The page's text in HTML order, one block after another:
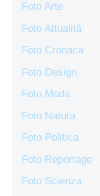
Foto Arte
Foto Attualità
Foto Cronaca
Foto Design
Foto Moda
Foto Natura
Foto Politica
Foto Reportage
Foto Scienza